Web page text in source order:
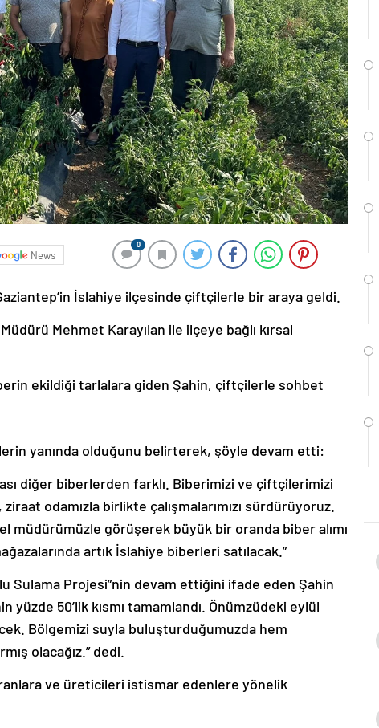
News
0
İslahiye ilçesinde çiftçilerle bir araya geldi.
Mehmet Karayılan ile ilçeye bağlı kırsal
ekildiği tarlalara giden Şahin, çiftçilerle sohbet
yanında olduğunu belirterek, şöyle devam etti:
diğer biberlerden farklı. Biberimizi ve çiftçilerimizi
odamızla birlikte çalışmalarımızı sürdürüyoruz.
müdürümüzle görüşerek büyük bir oranda biber alımı
artık İslahiye biberleri satılacak.”
Sulama Projesi”nin devam ettiğini ifade eden Şahin
yüzde 50’lik kısmı tamamlandı. Önümzüdeki eylül
Bölgemizi suyla buluşturduğumuzda hem
olacağız.” dedi.
ve üreticileri istismar edenlere yönelik